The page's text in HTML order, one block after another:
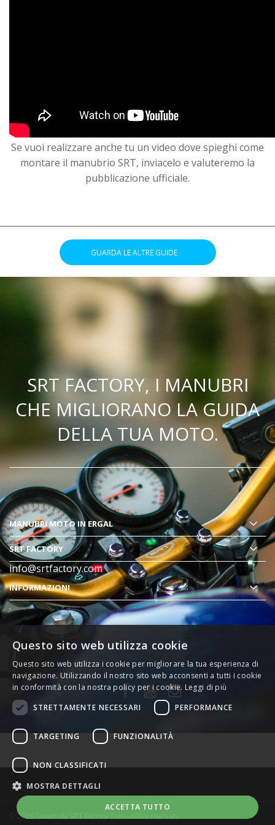
Se vuoi realizzare anche tu un video dove spieghi come
montare il manubrio SRT, inviacelo e valuteremo la
pubblicazione ufficiale.
GUARDA LE ALTRE GUIDE
SRT FACTORY, I MANUBRI
CHE MIGLIORANO LA GUIDA
DELLA TUA MOTO.
MANUBRI MOTO IN ERGAL
SRT FACTORY
info@srtfactory.com
INFORMAZIONI
.
© 2026 Creato da
Questo sito web utilizza cookie
Questo sito web utilizza i cookie per migliorare la tua esperienza di
navigazione. Utilizzando il nostro sito web acconsenti a tutti i cookie
in conformità con la nostra policy per i cookie. Leggi di più
STRETTAMENTE NECESSARI
PERFORMANCE
TARGETING FUNZIONALITÀ
NON CLASSIFICATI
MOSTRA DETTAGLI
ACCETTA TUTTO